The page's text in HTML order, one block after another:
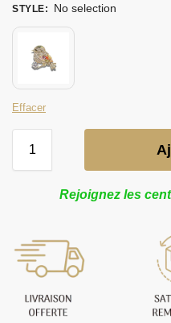
STYLE: No selection
Effacer
Rejoignez les